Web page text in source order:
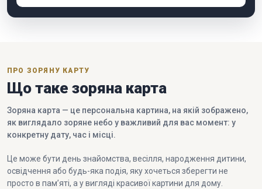
ПРО ЗОРЯНУ КАРТУ
Що таке зоряна карта
Зоряна карта — це персональна картина, на якій зображено,
як виглядало зоряне небо у важливий для вас момент: у
конкретну дату, час і місці.
Це може бути день знайомства, весілля, народження дитини,
освідчення або будь-яка подія, яку хочеться зберегти не
просто в пам’яті, а у вигляді красивої картини для дому.